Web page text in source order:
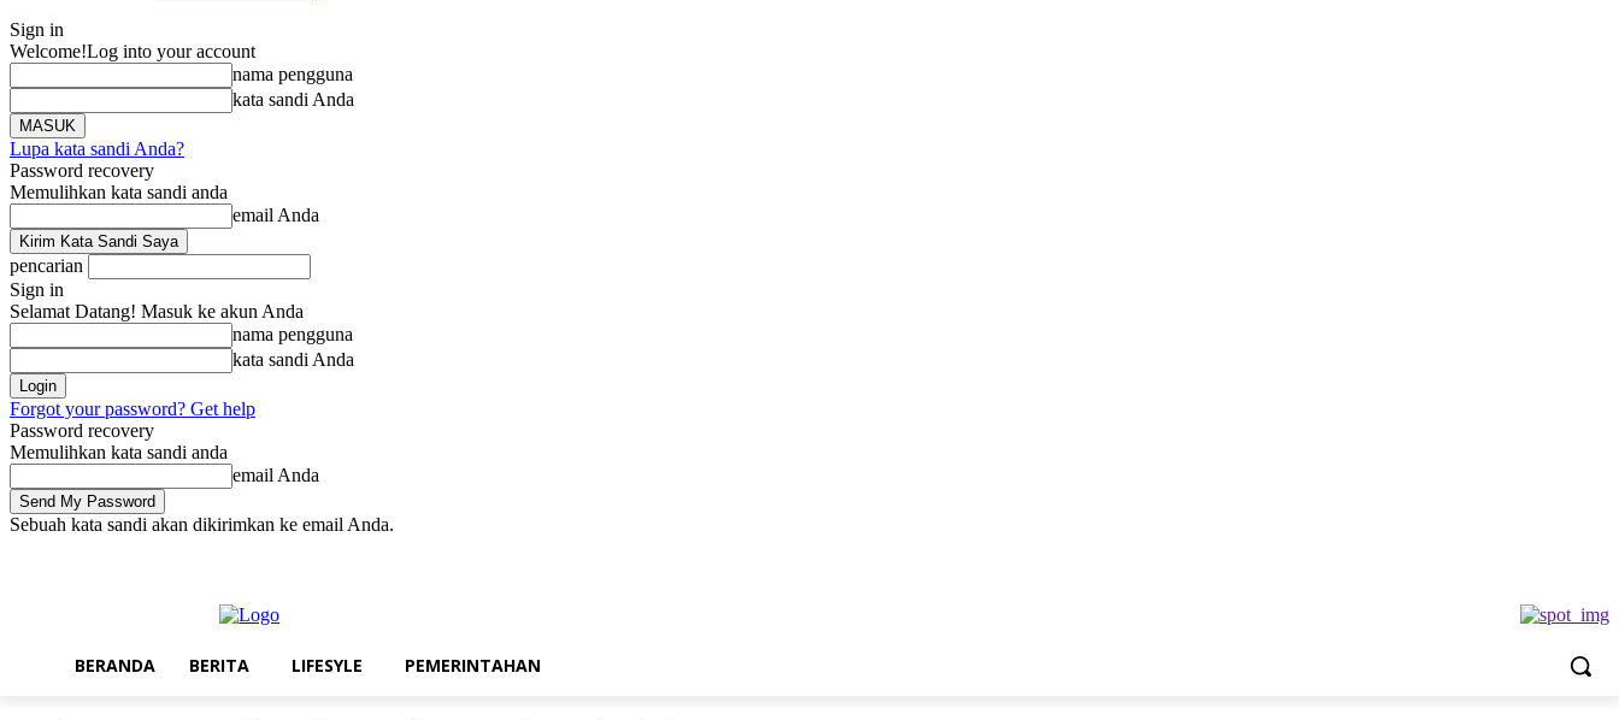
Sign in
Welcome!Log into your account
nama pengguna
kata sandi Anda
Lupa kata sandi Anda?
Password recovery
Memulihkan kata sandi anda
email Anda
pencarian
Sign in
Selamat Datang! Masuk ke akun Anda
nama pengguna
kata sandi Anda
Forgot your password? Get help
Password recovery
Memulihkan kata sandi anda
email Anda
Sebuah kata sandi akan dikirimkan ke email Anda.
BERANDA BERITA LIFESYLE PEMERINTAHAN